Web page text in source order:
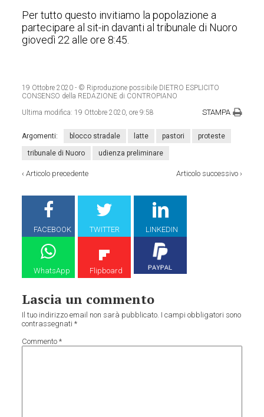
Per tutto questo invitiamo la popolazione a
partecipare al sit-in davanti al tribunale di Nuoro
giovedì 22 alle ore 8:45.
19 Ottobre 2020 - © Riproduzione possibile DIETRO ESPLICITO
CONSENSO della REDAZIONE di CONTROPIANO
Ultima modifica: 19 Ottobre 2020, ore 9:58 STAMPA
Argomenti: blocco stradale latte pastori proteste
tribunale di Nuoro udienza preliminare
‹Articolo precedente Articolo successivo›
FACEBOOK TWITTER LINKEDIN
WhatsApp Flipboard
Lascia un commento
Il tuo indirizzo email non sarà pubblicato. I campi obbligatori sono
contrassegnati*
Commento*